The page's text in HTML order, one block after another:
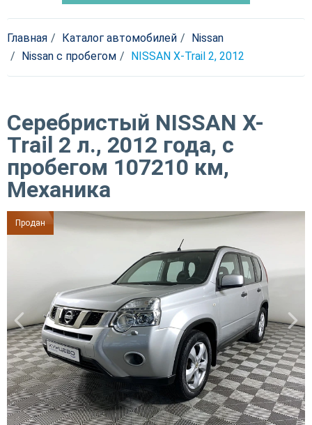
Главная Каталог автомобилей
Nissan
Nissan c пробегом
NISSAN X-Trail 2, 2012
Серебристый NISSAN X-
Trail 2 л., 2012 года, с
пробегом 107210 км,
Механика
Продан